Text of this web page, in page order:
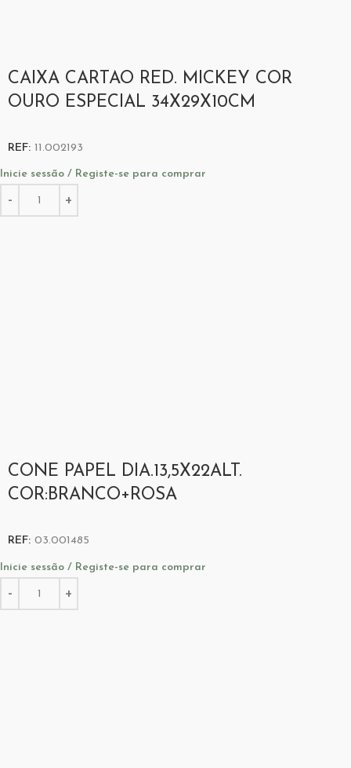
CAIXA CARTAO RED. MICKEY COR
OURO ESPECIAL 34X29X10CM
REF: 11.002193
Inicie sessão / Registe-se para comprar
CONE PAPEL DIA.13,5X22ALT.
COR:BRANCO+ROSA
REF: 03.001485
Inicie sessão / Registe-se para comprar